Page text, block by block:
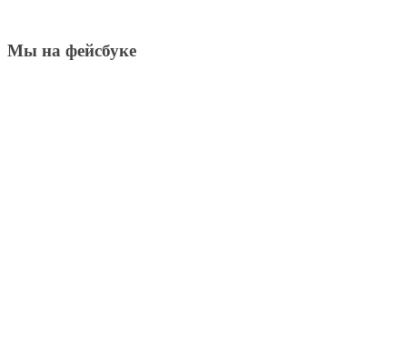
Мы на фейсбуке